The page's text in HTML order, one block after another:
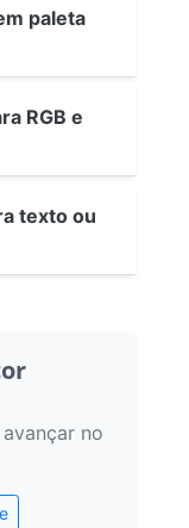
paleta
RGB e
texto ou
no